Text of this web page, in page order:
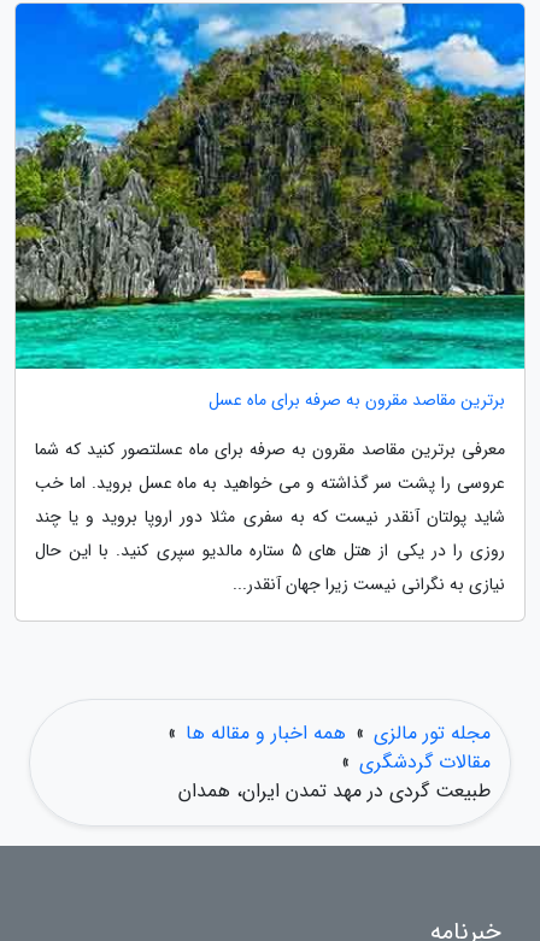
برترین مقاصد مقرون به صرفه برای ماه عسل
معرفی برترین مقاصد مقرون به صرفه برای ماه عسلتصور کنید که شما
عروسی را پشت سر گذاشته و می خواهید به ماه عسل بروید. اما خب
شاید پولتان آنقدر نیست که به سفری مثلا دور اروپا بروید و یا چند
روزی را در یکی از هتل های 5 ستاره مالدیو سپری کنید. با این حال
نیازی به نگرانی نیست زیرا جهان آنقدر...
مجله تور مالزی » همه اخبار و مقاله ها »
مقالات گردشگری »
طبیعت گردی در مهد تمدن ایران، همدان
خبرنامه